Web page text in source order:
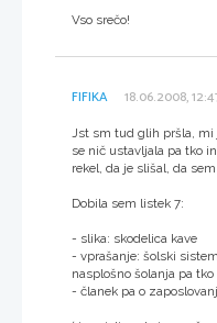
Vso srečo!
FIFIKA 18.06.2008,
Jst sm tud glih pršla,
se nič ustavljala pa tko
rekel, da je slišal, da
Dobila sem listek 7:
- slika: skodelica kave
- vprašanje: šolski
nasplošno šolanja pa tko
- članek pa o